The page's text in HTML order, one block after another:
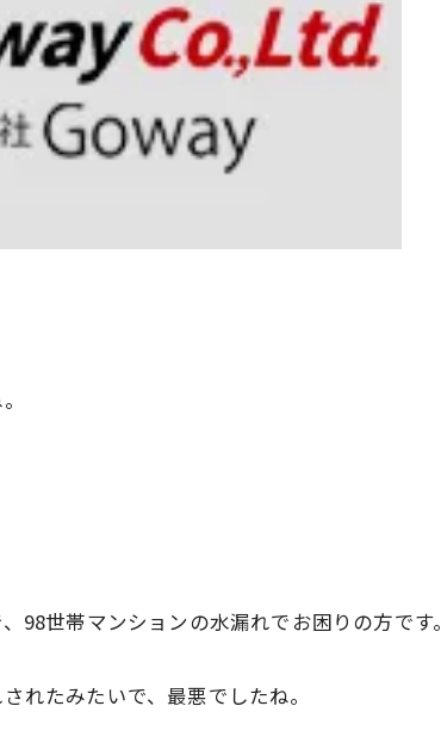
98世帯マンションの水漏れでお困りの方です。
れたみたいで、最悪でしたね。